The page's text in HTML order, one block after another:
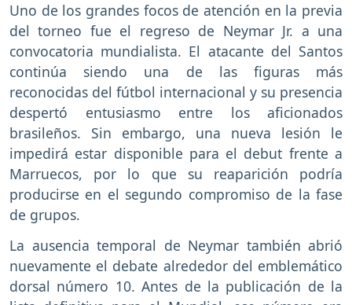
Uno de los grandes focos de atención en la previa
del torneo fue el regreso de Neymar Jr. a una
convocatoria mundialista. El atacante del Santos
continúa siendo una de las figuras más
reconocidas del fútbol internacional y su presencia
despertó entusiasmo entre los aficionados
brasileños. Sin embargo, una nueva lesión le
impedirá estar disponible para el debut frente a
Marruecos, por lo que su reaparición podría
producirse en el segundo compromiso de la fase
de grupos.
La ausencia temporal de Neymar también abrió
nuevamente el debate alrededor del emblemático
dorsal número 10. Antes de la publicación de la